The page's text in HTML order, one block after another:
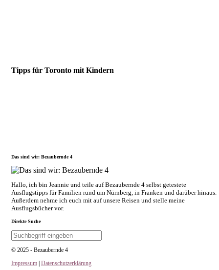
Tipps für Toronto mit Kindern
Das sind wir: Bezaubernde 4
Hallo, ich bin Jeannie und teile auf Bezaubernde 4 selbst getestete
Ausflugstipps für Familien rund um Nürnberg, in Franken und darüber hinaus.
Außerdem nehme ich euch mit auf unsere Reisen und stelle meine
Ausflugsbücher vor.
Direkte Suche
© 2025 - Bezaubernde 4
Impressum Datenschutzerklärung